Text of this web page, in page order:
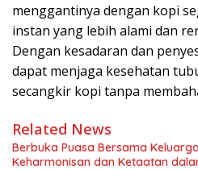
menggantinya dengan kopi
instan yang lebih alami dan
Dengan kesadaran dan
dapat menjaga kesehatan
secangkir kopi tanpa
Related News
Berbuka Puasa Bersama
Keharmonisan dan Ketaatan